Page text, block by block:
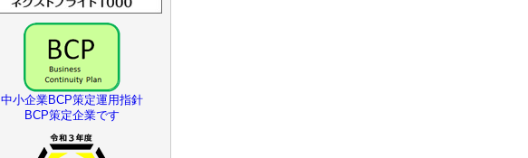
中小企業BCP策定運用指針
BCP策定企業です